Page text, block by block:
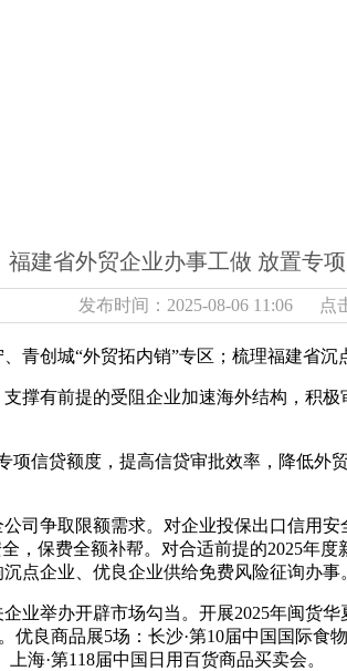
福建省外贸企业办事工做 放置专
发布时间：2025-08-06 11:06 点
创城“外贸拓内销”专区；梳理福建省沉
有前提的受阻企业加速海外结构，积极
信贷额度，提高信贷审批效率，降低外
争取限额需求。对企业投保出口信用安
，保费全额补帮。对合适前提的2025年
点企业、优良企业供给免费风险征询办事
举办开辟市场勾当。开展2025年闽货
良商品展5场：长沙·第10届中国国际
海·第118届中国日用百货商品买卖会。